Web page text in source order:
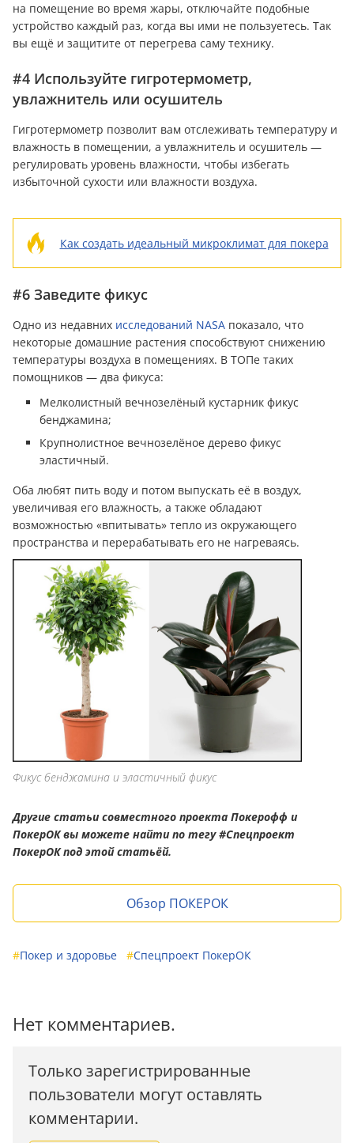
на помещение во время жары, отключайте подобные
устройство каждый раз, когда вы ими не пользуетесь. Так
вы ещё и защитите от перегрева саму технику.
#4 Используйте гигротермометр,
увлажнитель или осушитель
Гигротермометр позволит вам отслеживать температуру и
влажность в помещении, а увлажнитель и осушитель —
регулировать уровень влажности, чтобы избегать
избыточной сухости или влажности воздуха.
Как создать идеальный микроклимат для покера
#6 Заведите фикус
Одно из недавних исследований NASA показало, что
некоторые домашние растения способствуют снижению
температуры воздуха в помещениях. В ТОПе таких
помощников — два фикуса:
Мелколистный вечнозелёный кустарник фикус
бенджамина;
Крупнолистное вечнозелёное дерево фикус
эластичный.
Оба любят пить воду и потом выпускать её в воздух,
увеличивая его влажность, а также обладают
возможностью «впитывать» тепло из окружающего
пространства и перерабатывать его не нагреваясь.
Фикус бенджамина и эластичный фикус
Другие статьи совместного проекта Покерофф и
ПокерОК вы можете найти по тегу #Спецпроект
ПокерОК под этой статьёй.
Обзор ПОКЕРОК
#Покер и здоровье #Спецпроект ПокерОК
Нет комментариев.
Только зарегистрированные
пользователи могут оставлять
комментарии.